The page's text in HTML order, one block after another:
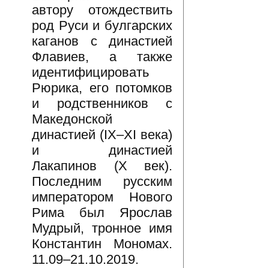
автору отождествить
род Руси и булгарских
каганов с династией
Флавиев, а также
идентифицировать
Рюрика, его потомков
и родственников с
Македонской
династией (IX–XI века)
и династией
Лакапинов (X век).
Последним русским
императором Нового
Рима был Ярослав
Мудрый, тронное имя
Константин Мономах.
11.09–21.10.2019.